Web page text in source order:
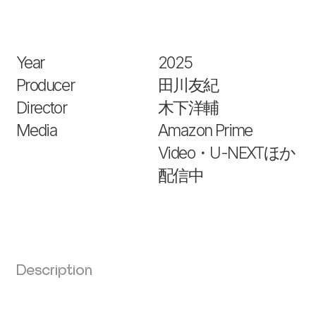
Year
2025
Producer
田川友紀
Director
木下洋輔
Media
Amazon Prime
Video・U-NEXTほか
配信中
Description